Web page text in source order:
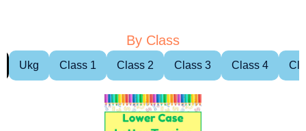
By Class
Ukg Class 1 Class 2 Class 3 Class 4